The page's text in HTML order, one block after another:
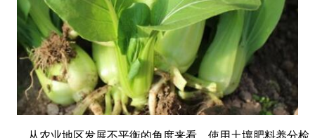
从农业地区发展不平衡的角度来看，使用土壤肥料养分检